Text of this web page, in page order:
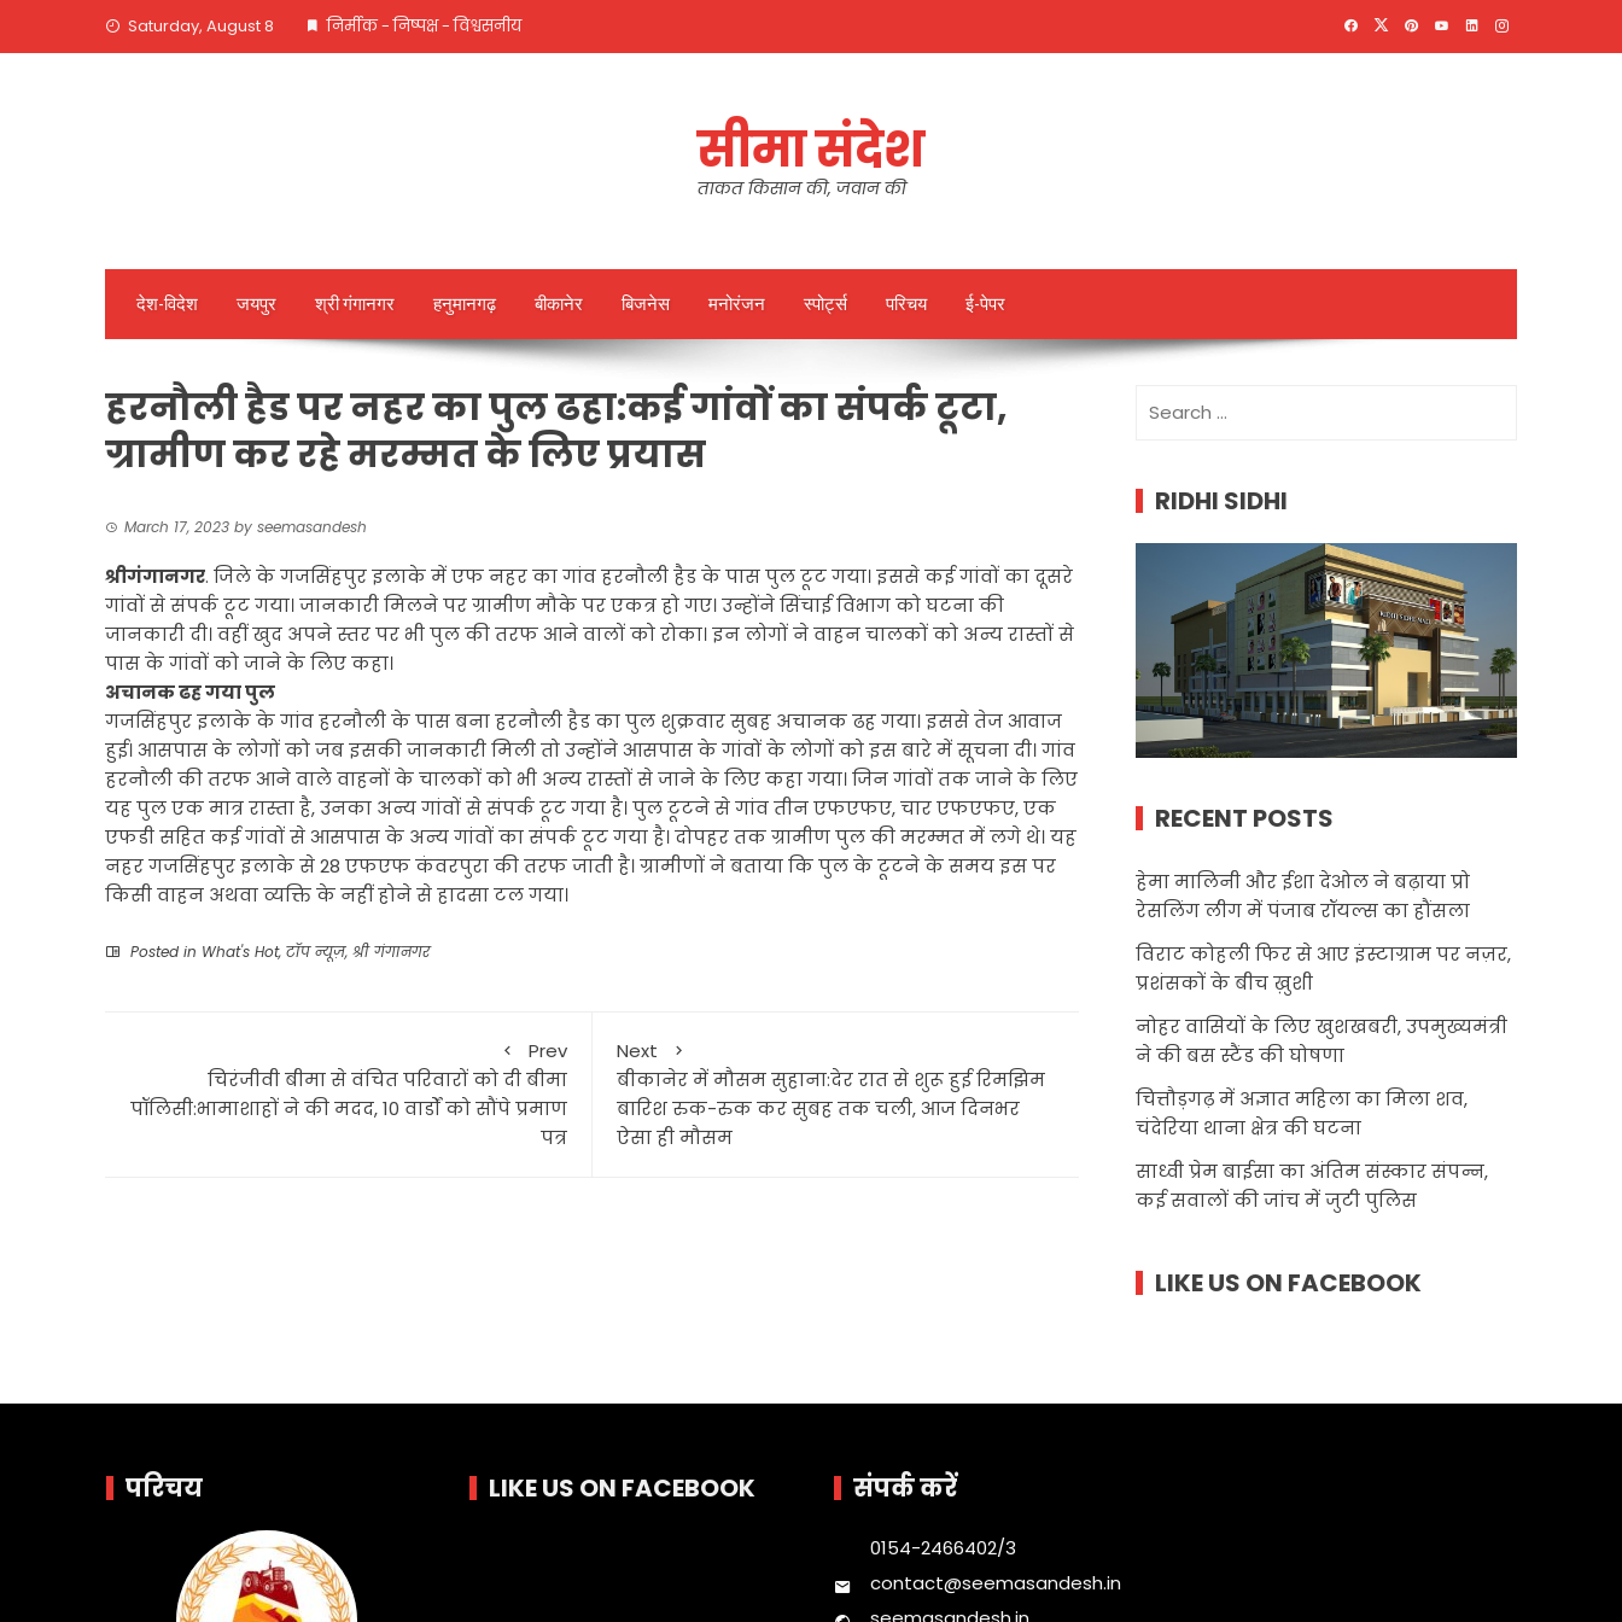
Saturday, August 8 निर्मीक - निष्पक्ष - विश्वसनीय
सीमा संदेश
ताकत किसान की, जवान की
देश-विदेश जयपुर श्री गंगानगर हनुमानगढ़ बीकानेर बिजनेस मनोरंजन स्पोर्ट्स परिचय ई-पेपर
हरनौली हैड पर नहर का पुल ढहा:कई गांवों का संपर्क टूटा,
ग्रामीण कर रहे मरम्मत के लिए प्रयास
March 17, 2023 by seemasandesh
श्रीगंगानगर. जिले के गजसिंहपुर इलाके में एफ नहर का गांव हरनौली हैड के पास पुल टूट गया। इससे कई गांवों का दूसरे
गांवों से संपर्क टूट गया। जानकारी मिलने पर ग्रामीण मौके पर एकत्र हो गए। उन्होंने सिंचाई विभाग को घटना की
जानकारी दी। वहीं खुद अपने स्तर पर भी पुल की तरफ आने वालों को रोका। इन लोगों ने वाहन चालकों को अन्य रास्तों से
पास के गांवों को जाने के लिए कहा।
अचानक ढह गया पुल
गजसिंहपुर इलाके के गांव हरनौली के पास बना हरनौली हैड का पुल शुक्रवार सुबह अचानक ढह गया। इससे तेज आवाज
हुई। आसपास के लोगों को जब इसकी जानकारी मिली तो उन्होंने आसपास के गांवों के लोगों को इस बारे में सूचना दी। गांव
हरनौली की तरफ आने वाले वाहनों के चालकों को भी अन्य रास्तों से जाने के लिए कहा गया। जिन गांवों तक जाने के लिए
यह पुल एक मात्र रास्ता है, उनका अन्य गांवों से संपर्क टूट गया है। पुल टूटने से गांव तीन एफएफए, चार एफएफए, एक
एफडी सहित कई गांवों से आसपास के अन्य गांवों का संपर्क टूट गया है। दोपहर तक ग्रामीण पुल की मरम्मत में लगे थे। यह
नहर गजसिंहपुर इलाके से 28 एफएफ कंवरपुरा की तरफ जाती है। ग्रामीणों ने बताया कि पुल के टूटने के समय इस पर
किसी वाहन अथवा व्यक्ति के नहीं होने से हादसा टल गया।
Posted in What's Hot, टॉप न्यूज़, श्री गंगानगर
Prev
चिरंजीवी बीमा से वंचित परिवारों को दी बीमा
पॉलिसी:भामाशाहों ने की मदद, 10 वार्डों को सौंपे प्रमाण
पत्र
Next
बीकानेर में मौसम सुहाना:देर रात से शुरू हुई रिमझिम
बारिश रुक-रुक कर सुबह तक चली, आज दिनभर
ऐसा ही मौसम
for:
RIDHI SIDHI
RECENT POSTS
हेमा मालिनी और ईशा देओल ने बढ़ाया प्रो
रेसलिंग लीग में पंजाब रॉयल्स का हौंसला
विराट कोहली फिर से आए इंस्टाग्राम पर नज़र,
प्रशंसकों के बीच ख़ुशी
नोहर वासियों के लिए खुशखबरी, उपमुख्यमंत्री
ने की बस स्टैंड की घोषणा
चित्तौड़गढ़ में अज्ञात महिला का मिला शव,
चंदेरिया थाना क्षेत्र की घटना
साध्वी प्रेम बाईसा का अंतिम संस्कार संपन्न,
कई सवालों की जांच में जुटी पुलिस
LIKE US ON FACEBOOK
परिचय LIKE US ON FACEBOOK संपर्क करें
0154-2466402/3
contact@seemasandesh.in